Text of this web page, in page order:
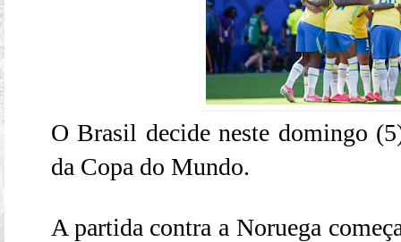
O Brasil decide neste domingo
da Copa do Mundo.
A partida contra a Noruega